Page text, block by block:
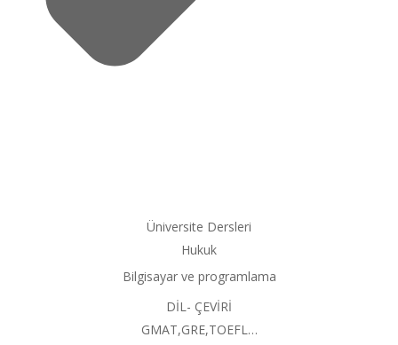
Üniversite Dersleri
Hukuk
Bilgisayar ve programlama
DİL- ÇEVİRİ
GMAT,GRE,TOEFL…